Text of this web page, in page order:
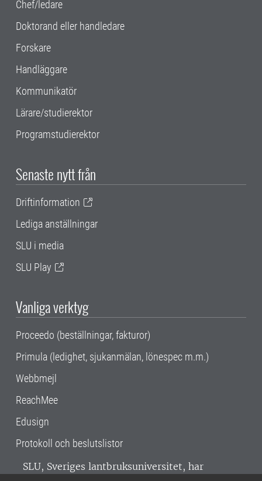
Chef/ledare
Doktorand eller handledare
Forskare
Handläggare
Kommunikatör
Lärare/studierektor
Programstudierektor
Senaste nytt från
Driftinformation
Lediga anställningar
SLU i media
SLU Play
Vanliga verktyg
Proceedo (beställningar, fakturor)
Primula (ledighet, sjukanmälan, lönespec m.m.)
Webbmejl
ReachMee
Edusign
Protokoll och beslutslistor
SLU, Sveriges lantbruksuniversitet, har